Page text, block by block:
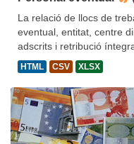
La relació de llocs de
eventual, entitat, centre
adscrits i retribució
HTML CSV XLSX